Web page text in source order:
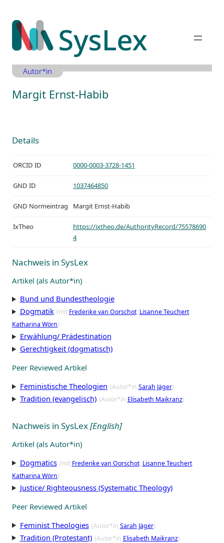
Inhalt
springen
Autor*in
Margit Ernst-Habib
Details
ORCID ID 0000-0003-3728-1451
GND ID 1037464850
GND Normeintrag Margit Ernst-Habib
IxTheo
https://ixtheo.de/AuthorityRecord/75578690
4
Nachweis in SysLex
Artikel (als Autor*in)
Bund und Bundestheologie
Dogmatik (mit Frederike van Oorschot Lisanne Teuchert
Katharina Wörn)
Erwählung/ Prädestination
Gerechtigkeit (dogmatisch)
Peer Reviewed Artikel
Feministische Theologien (Autor*in Sarah Jäger)
Tradition (evangelisch) (Autor*in Elisabeth Maikranz)
Nachweis in SysLex[English]
Artikel (als Autor*in)
Dogmatics (mit Frederike van Oorschot Lisanne Teuchert
Katharina Wörn)
Justice/ Righteousness (Systematic Theology)
Peer Reviewed Artikel
Feminist Theologies (Autor*in Sarah Jäger)
Tradition (Protestant) (Autor*in Elisabeth Maikranz)